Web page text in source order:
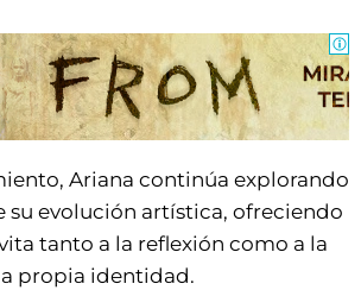
Ariana continúa explorando
su evolución artística, ofreciendo
tanto a la reflexión como a la
propia identidad.